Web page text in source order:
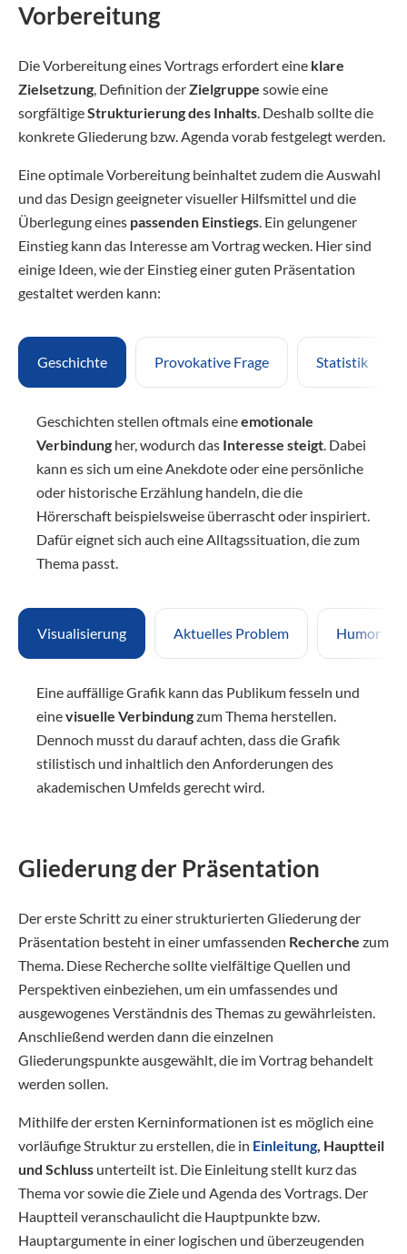
Vorbereitung
Die Vorbereitung eines Vortrags erfordert eine klare
Zielsetzung, Definition derZielgruppe sowie eine
sorgfältigeStrukturierung des Inhalts. Deshalb sollte die
konkrete Gliederung bzw. Agenda vorab festgelegt werden.
Eine optimale Vorbereitung beinhaltet zudem die Auswahl
und das Design geeigneter visueller Hilfsmittel und die
Überlegung eines passenden Einstiegs. Ein gelungener
Einstieg kann das Interesse am Vortrag wecken. Hier sind
einige Ideen, wie der Einstieg einer guten Präsentation
gestaltet werden kann:
Geschichte Provokative Frage Statistik
Geschichten stellen oftmals eineemotionale
Verbindung her, wodurch das Interesse steigt. Dabei
kann es sich um eine Anekdote oder eine persönliche
oder historische Erzählung handeln, die die
Hörerschaft beispielsweise überrascht oder inspiriert.
Dafür eignet sich auch eine Alltagssituation, die zum
Thema passt.
Visualisierung Aktuelles Problem Humor
Eine auffällige Grafik kann das Publikum fesseln und
einevisuelle Verbindungzum Thema herstellen.
Dennoch musst du darauf achten, dass die Grafik
stilistisch und inhaltlich den Anforderungen des
akademischen Umfelds gerecht wird.
Gliederung der Präsentation
Der erste Schritt zu einer strukturierten Gliederung der
Präsentation besteht in einer umfassenden Recherche zum
Thema. Diese Recherche sollte vielfältige Quellen und
Perspektiven einbeziehen, um ein umfassendes und
ausgewogenes Verständnis des Themas zu gewährleisten.
Anschließend werden dann die einzelnen
Gliederungspunkte ausgewählt, die im Vortrag behandelt
werden sollen.
Mithilfe der ersten Kerninformationen ist es möglich eine
vorläufige Struktur zu erstellen, die in Einleitung, Hauptteil
und Schluss unterteilt ist. Die Einleitung stellt kurz das
Thema vor sowie die Ziele und Agenda des Vortrags. Der
Hauptteil veranschaulicht die Hauptpunkte bzw.
Hauptargumente in einer logischen und überzeugenden